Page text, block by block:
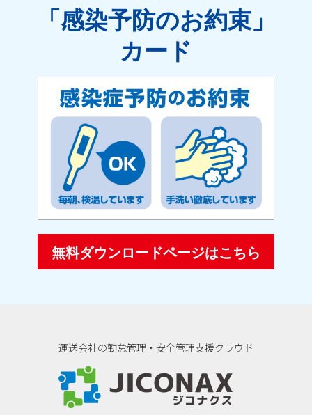
「感染予防のお約束」
カード
無料ダウンロードページはこちら
運送会社の勤怠管理・安全管理支援クラウド